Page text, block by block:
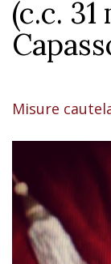
(c.c.
Misure